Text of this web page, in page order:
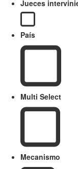
Jueces
País
Multi Select
Mecanismo